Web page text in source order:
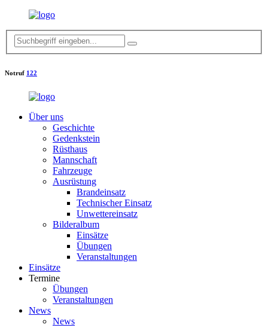
Notruf 122
Über uns
Geschichte
Gedenkstein
Rüsthaus
Mannschaft
Fahrzeuge
Ausrüstung
Brandeinsatz
Technischer Einsatz
Unwettereinsatz
Bilderalbum
Einsätze
Übungen
Veranstaltungen
Einsätze
Termine
Übungen
Veranstaltungen
News
News